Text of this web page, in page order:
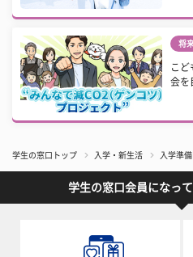
将
こど
会を
学生の窓口トップ 入学・新生活 入学準
学生の窓口会員になっ